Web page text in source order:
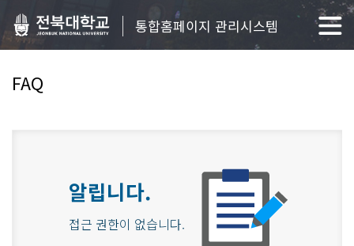
통합홈페이지 관리시스템
FAQ
알립니다.
접근 권한이 없습니다.